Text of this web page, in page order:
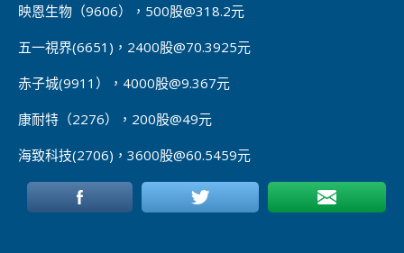
映恩生物（9606），500股@318.2元
五一視界(6651)，2400股@70.3925元
赤子城(9911），4000股@9.367元
康耐特（2276），200股@49元
海致科技(2706)，3600股@60.5459元